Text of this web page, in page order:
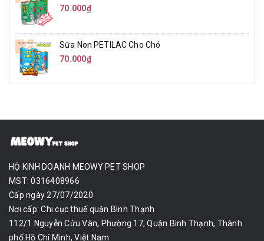
70.000₫
Sữa Non PETILAC Cho Chó
70.000₫
HỘ KINH DOANH MEOWY PET SHOP
MST: 0316408966
Cấp ngày 27/07/2020
Nơi cấp: Chi cục thuế quận Bình Thạnh
112/1 Nguyễn Cửu Vân, Phường 17, Quận Bình Thạnh, Thành
phố Hồ Chí Minh, Việt Nam